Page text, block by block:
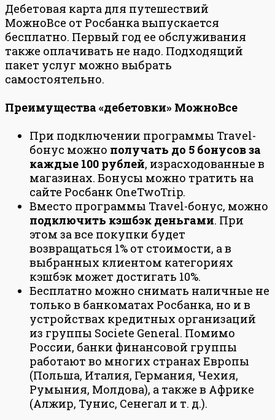
Дебетовая карта для путешествий
МожноВсе от Росбанка выпускается
бесплатно. Первый год ее обслуживания
также оплачивать не надо. Подходящий
пакет услуг можно выбрать
самостоятельно.
Преимущества «дебетовки» МожноВсе
При подключении программы Travel-
бонус можно получать до 5 бонусов за
каждые 100 рублей, израсходованные в
магазинах. Бонусы можно тратить на
сайте Росбанк OneTwoTrip.
Вместо программы Travel-бонус, можно
подключить кэшбэк деньгами. При
этом за все покупки будет
возвращаться 1% от стоимости, а в
выбранных клиентом категориях
кэшбэк может достигать 10%.
Бесплатно можно снимать наличные не
только в банкоматах Росбанка, но и в
устройствах кредитных организаций
из группы Societe General. Помимо
России, банки финансовой группы
работают во многих странах Европы
(Польша, Италия, Германия, Чехия,
Румыния, Молдова), а также в Африке
(Алжир, Тунис, Сенегал и т. д.).